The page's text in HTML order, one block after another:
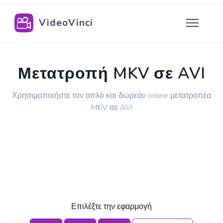
VideoVinci
Μετατροπή MKV σε AVI
Χρησιμοποιήστε τον απλό και δωρεάν online μετατροπέα
MKV σε AVI
Επιλέξτε την εφαρμογή